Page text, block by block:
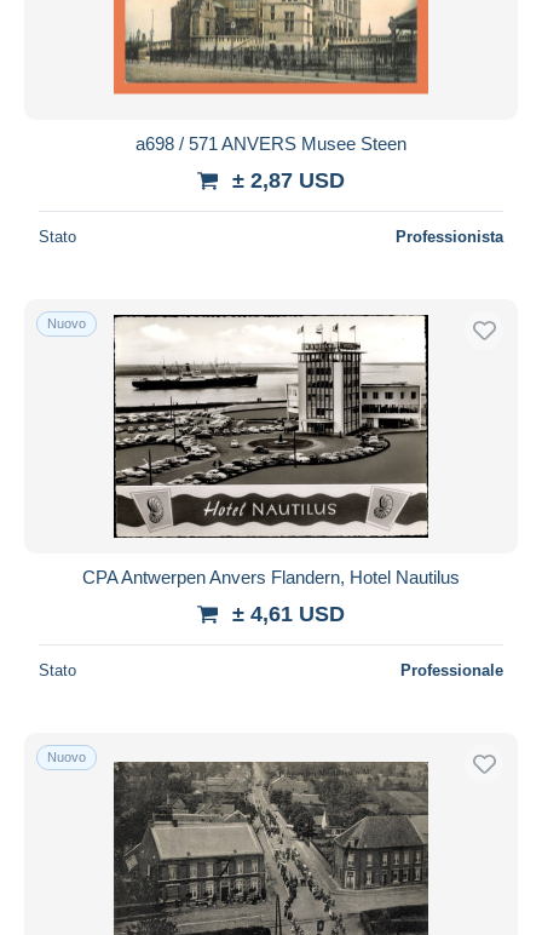
a698 / 571 ANVERS Musee Steen
± 2,87 USD
Stato Professionista
Nuovo
CPA Antwerpen Anvers Flandern, Hotel Nautilus
± 4,61 USD
Stato Professionale
Nuovo